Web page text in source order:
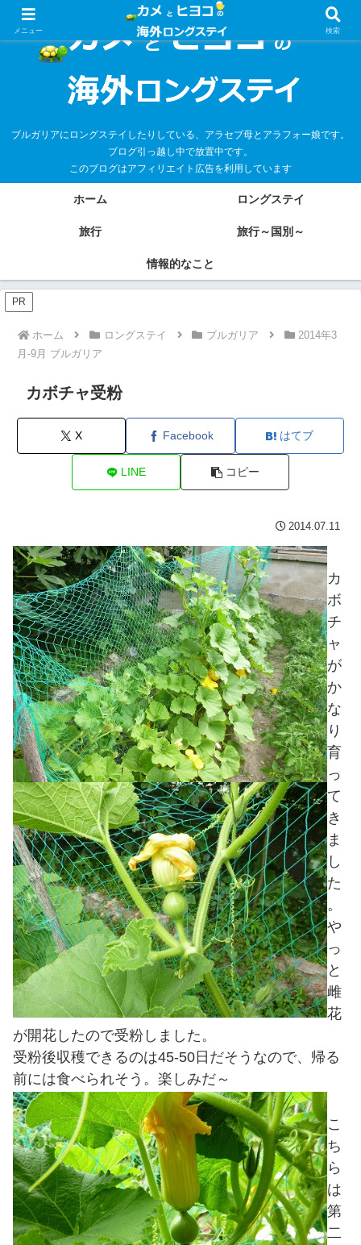
ブルガリアにロングステイしたりしている、アラセブ母とアラフォー娘です。
ブログ引っ越し中で放置中です。
このブログはアフィリエイト広告を利用しています
ホーム ロングステイ
旅行 旅行～国別～
情報的なこと
PR
ホーム ロングステイ ブルガリア
2014年3
月-9月 ブルガリア
カボチャ受粉
X Facebook はてブ
LINE コピー
2014.07.11
カ
ボ
チ
ャ
が
か
な
り
育
っ
て
き
ま
し
た
。
や
っ
と
雌
花
が開花したので受粉しました。
受粉後収穫できるのは45-50日だそうなので、帰る
前には食べられそう。楽しみだ～
こ
ち
ら
は
第
二
メニュー 検索